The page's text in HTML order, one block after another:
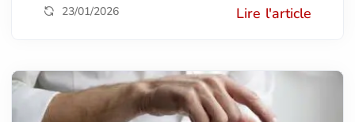
23/01/2026 Lire l'article